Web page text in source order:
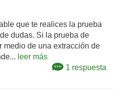
que te realices la prueba
dudas. Si la prueba de
medio de una extracción de
leer más
1 respuesta